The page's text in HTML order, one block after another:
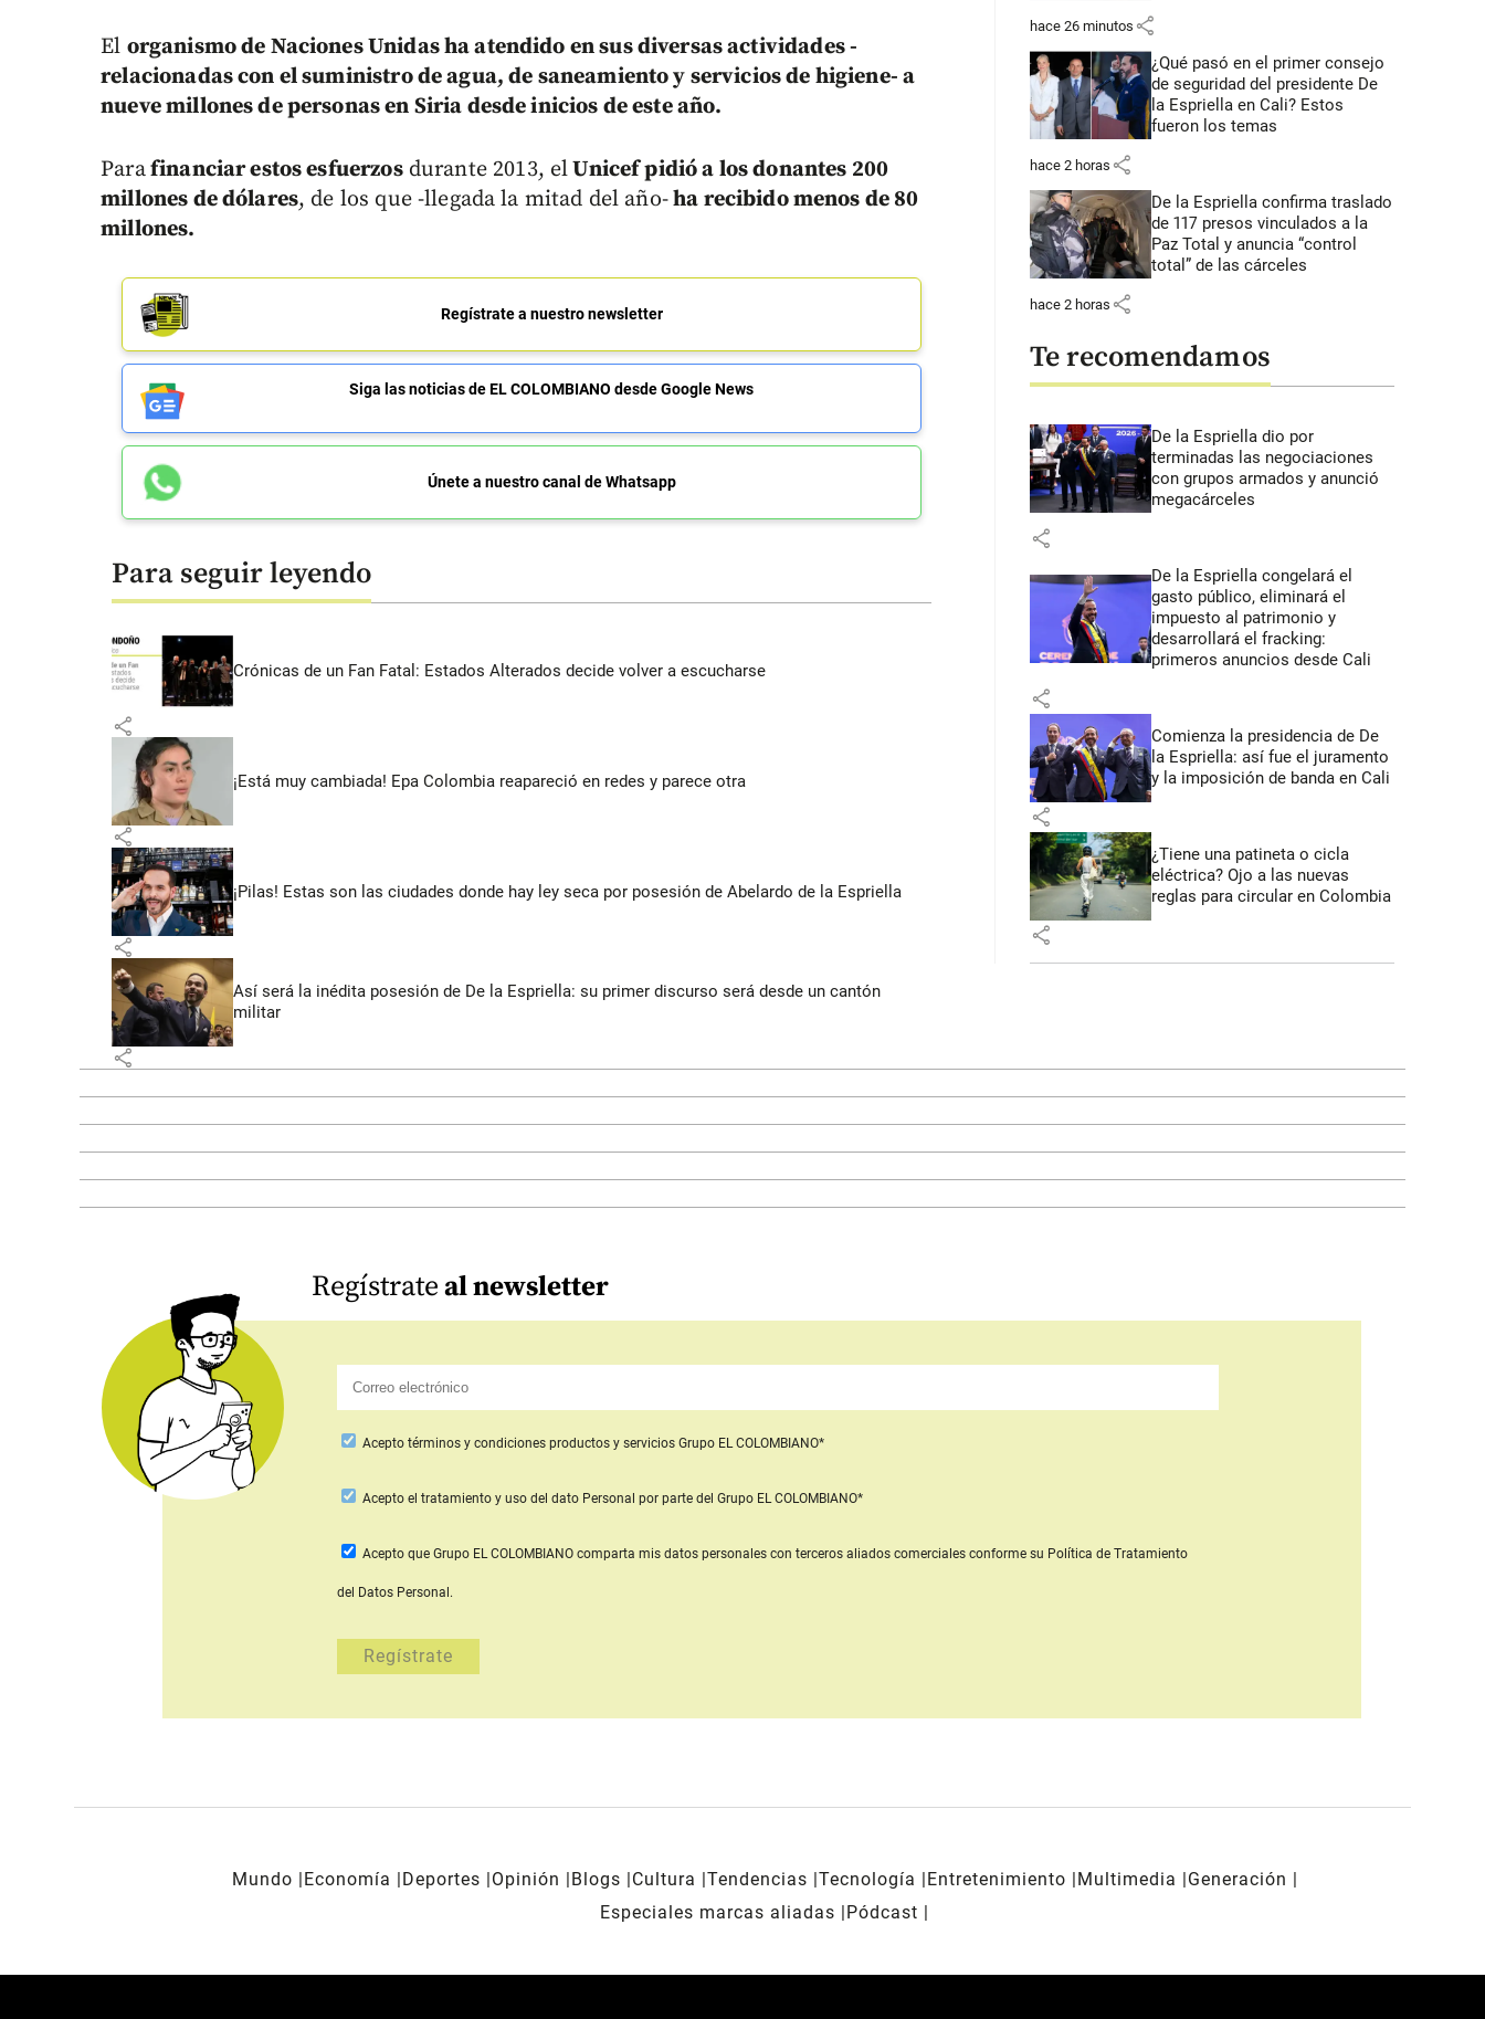
El organismo de Naciones Unidas ha atendido en sus diversas actividades -
relacionadas con el suministro de agua, de saneamiento y servicios de higiene- a
nueve millones de personas en Siria desde inicios de este año.
Parafinanciar estos esfuerzosdurante 2013, elUnicef pidió a los donantes 200
millones de dólares, de los que -llegada la mitad del año-ha recibido menos de 80
millones.
Regístrate a nuestro newsletter
Siga las noticias de EL COLOMBIANO desde Google News
Únete a nuestro canal de Whatsapp
Para seguir leyendo
Crónicas de un Fan Fatal: Estados Alterados decide volver a escucharse
share
¡Está muy cambiada! Epa Colombia reapareció en redes y parece otra
share
¡Pilas! Estas son las ciudades donde hay ley seca por posesión de Abelardo de la Espriella
share
Así será la inédita posesión de De la Espriella: su primer discurso será desde un cantón
militar
share
hace 26 minutos share
¿Qué pasó en el primer consejo
de seguridad del presidente De
la Espriella en Cali? Estos
fueron los temas
hace 2 horas share
De la Espriella confirma traslado
de 117 presos vinculados a la
Paz Total y anuncia “control
total” de las cárceles
hace 2 horas share
Te recomendamos
De la Espriella dio por
terminadas las negociaciones
con grupos armados y anunció
megacárceles
share
De la Espriella congelará el
gasto público, eliminará el
impuesto al patrimonio y
desarrollará el fracking:
primeros anuncios desde Cali
share
Comienza la presidencia de De
la Espriella: así fue el juramento
y la imposición de banda en Cali
share
¿Tiene una patineta o cicla
eléctrica? Ojo a las nuevas
reglas para circular en Colombia
share
Regístrateal newsletter
Acepto términos y condiciones productos y servicios Grupo EL COLOMBIANO*
Aceptoel tratamiento y uso del dato Personal por parte del Grupo EL COLOMBIANO*
Acepto que Grupo EL COLOMBIANO comparta mis datos personales con terceros aliados comercialesconforme su Política de Tratamiento
del Datos Personal.
Mundo Economía Deportes Opinión Blogs Cultura Tendencias Tecnología Entretenimiento Multimedia
Generación
Especiales marcas aliadas
Pódcast